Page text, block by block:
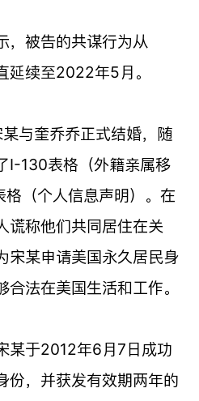
，被告的共谋行为从
延续至2022年5月。
与奎乔乔正式结婚，随
I-130表格（外籍亲属移
（个人信息声明）。在
谎称他们共同居住在关
宋某申请美国永久居民身
法在美国生活和工作。
某于2012年6月7日成功
份，并获发有效期两年的